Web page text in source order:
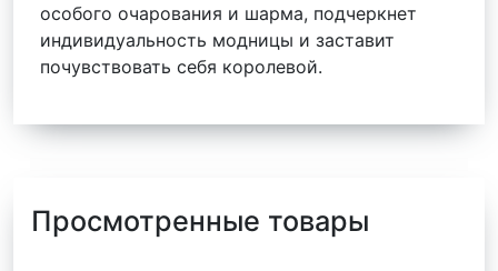
особого очарования и шарма, подчеркнет
индивидуальность модницы и заставит
почувствовать себя королевой.
Просмотренные товары